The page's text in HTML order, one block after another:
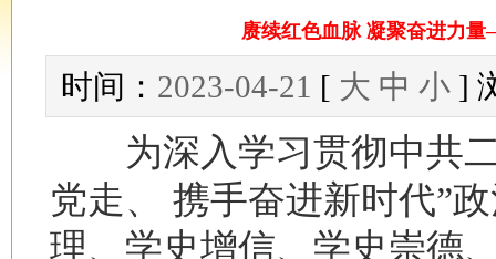
赓续红色血脉 凝聚奋进力
时间： 2023-04-21 [ 大 中 小 ]
为深入学习贯彻中共二
党走、 携手奋进新时代”
理、学史增信、学史崇德